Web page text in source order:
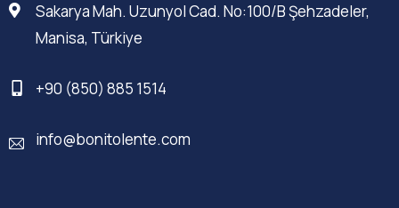
Sakarya Mah. Uzunyol Cad. No:100/B Şehzadeler,
Manisa, Türkiye
+90 (850) 885 1514
info@bonitolente.com